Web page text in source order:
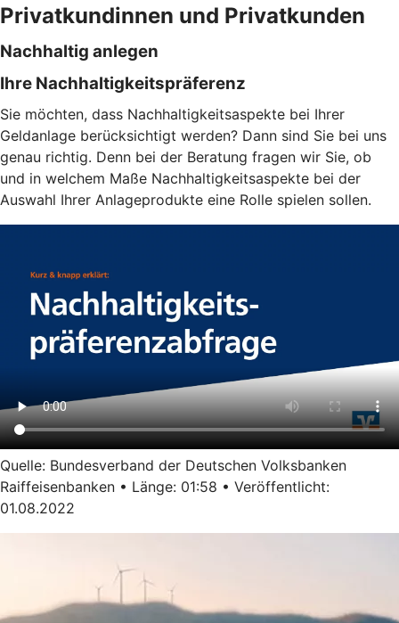
Privatkundinnen und Privatkunden
Nachhaltig anlegen
Ihre Nachhaltigkeitspräferenz
Sie möchten, dass Nachhaltigkeitsaspekte bei Ihrer
Geldanlage berücksichtigt werden? Dann sind Sie bei uns
genau richtig. Denn bei der Beratung fragen wir Sie, ob
und in welchem Maße Nachhaltigkeitsaspekte bei der
Auswahl Ihrer Anlageprodukte eine Rolle spielen sollen.
Quelle: Bundesverband der Deutschen Volksbanken
Raiffeisenbanken • Länge: 01:58 • Veröffentlicht:
01.08.2022